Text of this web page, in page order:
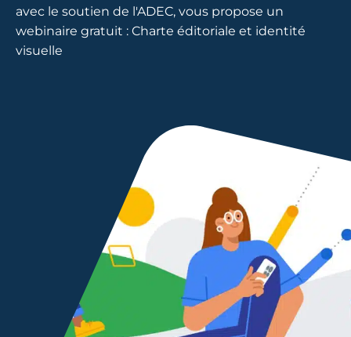
avec le soutien de l'ADEC, vous propose un
webinaire gratuit : Charte éditoriale et identité
visuelle